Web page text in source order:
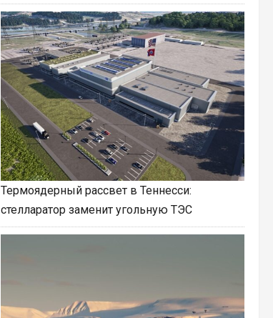
Термоядерный рассвет в Теннесси:
стелларатор заменит угольную ТЭС